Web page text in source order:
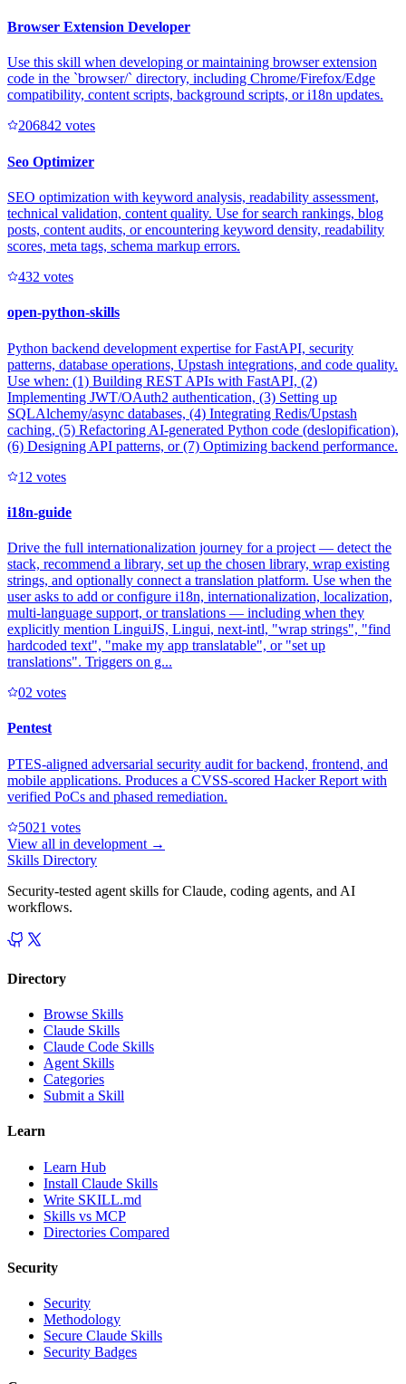
Browser Extension Developer
Use this skill when developing or maintaining browser extension
code in the `browser/` directory, including Chrome/Firefox/Edge
compatibility, content scripts, background scripts, or i18n updates.
206842 votes
Seo Optimizer
SEO optimization with keyword analysis, readability assessment,
technical validation, content quality. Use for search rankings, blog
posts, content audits, or encountering keyword density, readability
scores, meta tags, schema markup errors.
432 votes
open-python-skills
Python backend development expertise for FastAPI, security
patterns, database operations, Upstash integrations, and code quality.
Use when: (1) Building REST APIs with FastAPI, (2)
Implementing JWT/OAuth2 authentication, (3) Setting up
SQLAlchemy/async databases, (4) Integrating Redis/Upstash
caching, (5) Refactoring AI-generated Python code (deslopification),
(6) Designing API patterns, or (7) Optimizing backend performance.
1 2 votes
i18n-guide
Drive the full internationalization journey for a project — detect the
stack, recommend a library, set up the chosen library, wrap existing
strings, and optionally connect a translation platform. Use when the
user asks to add or configure i18n, internationalization, localization,
multi-language support, or translations — including when they
explicitly mention LinguiJS, Lingui, next-intl, "wrap strings", "find
hardcoded text", "make my app translatable", or "set up
translations". Triggers on g...
02 votes
Pentest
PTES-aligned adversarial security audit for backend, frontend, and
mobile applications. Produces a CVSS-scored Hacker Report with
verified PoCs and phased remediation.
5021 votes
View all in development →
Skills Directory
Security-tested agent skills for Claude, coding agents, and AI
workflows.
Directory
Browse Skills
Claude Skills
Claude Code Skills
Agent Skills
Categories
Submit a Skill
Learn
Learn Hub
Install Claude Skills
Write SKILL.md
Skills vs MCP
Directories Compared
Security
Security
Methodology
Secure Claude Skills
Security Badges